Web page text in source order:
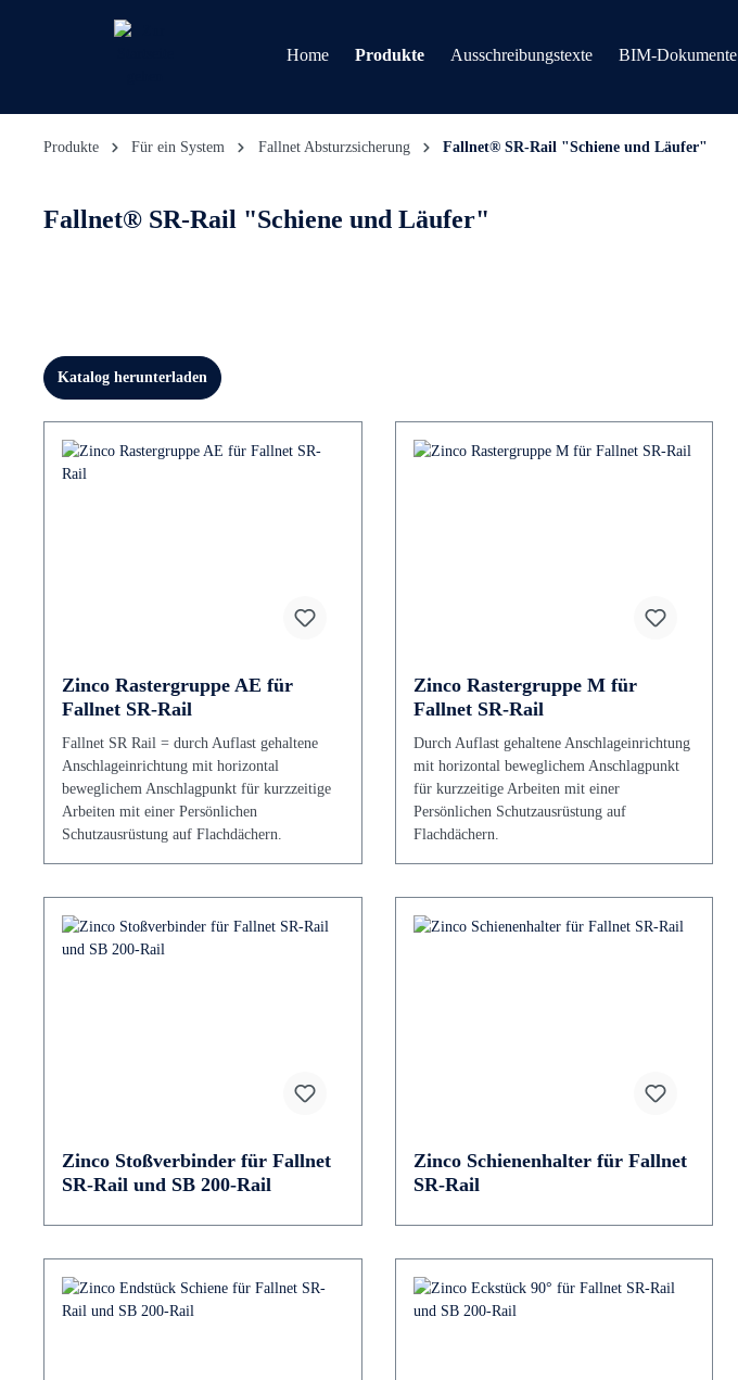
Home Produkte Ausschreibungstexte BIM-Dokumente
Produkte Für ein System Fallnet Absturzsicherung Fallnet® SR-Rail "Schiene und Läufer"
Fallnet® SR-Rail "Schiene und Läufer"
Katalog herunterladen
Zinco Rastergruppe AE für
Fallnet SR-Rail
Fallnet SR Rail = durch Auflast gehaltene
Anschlageinrichtung mit horizontal
beweglichem Anschlagpunkt für kurzzeitige
Arbeiten mit einer Persönlichen
Schutzausrüstung auf Flachdächern.
Zinco Rastergruppe M für
Fallnet SR-Rail
Durch Auflast gehaltene Anschlageinrichtung
mit horizontal beweglichem Anschlagpunkt
für kurzzeitige Arbeiten mit einer
Persönlichen Schutzausrüstung auf
Flachdächern.
Zinco Stoßverbinder für Fallnet
SR-Rail und SB 200-Rail
Zinco Schienenhalter für Fallnet
SR-Rail